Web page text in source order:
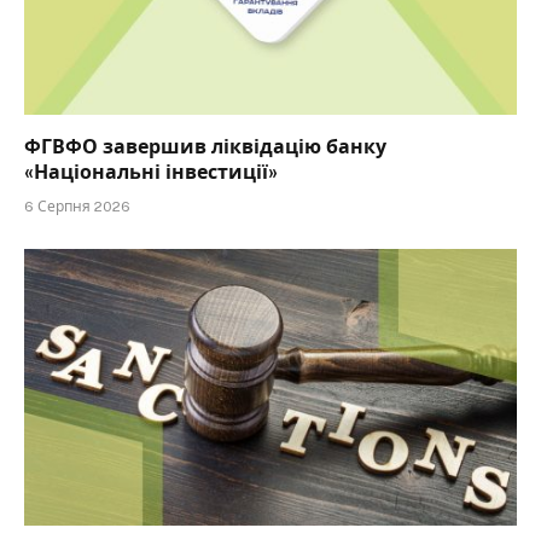
ФГВФО завершив ліквідацію банку
«Національні інвестиції»
6 Серпня 2026